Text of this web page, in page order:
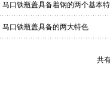
马口铁瓶盖具备着钢的两个基本
马口铁瓶盖具备的两大特色
共